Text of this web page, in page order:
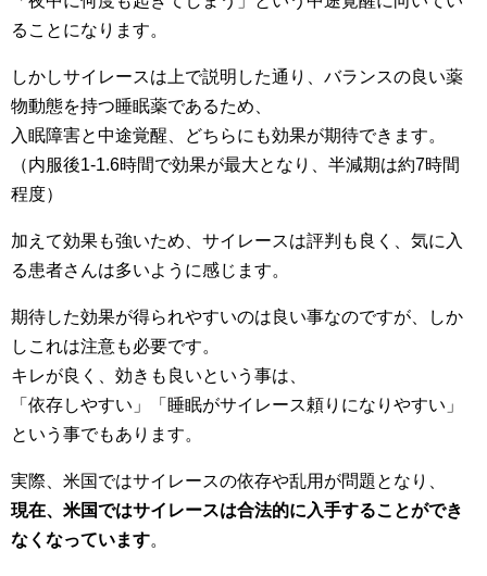
ることになります。
しかしサイレースは上で説明した通り、バランスの良い薬
物動態を持つ睡眠薬であるため、
入眠障害と中途覚醒、どちらにも効果が期待できます。
（内服後1-1.6時間で効果が最大となり、半減期は約7時間
程度）
加えて効果も強いため、サイレースは評判も良く、気に入
る患者さんは多いように感じます。
期待した効果が得られやすいのは良い事なのですが、しか
しこれは注意も必要です。
キレが良く、効きも良いという事は、
「依存しやすい」「睡眠がサイレース頼りになりやすい」
という事でもあります。
実際、米国ではサイレースの依存や乱用が問題となり、
現在、米国ではサイレースは合法的に入手することができ
なくなっています。